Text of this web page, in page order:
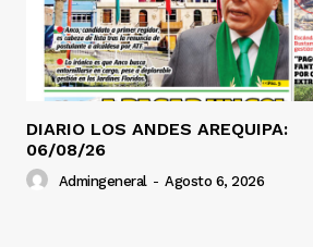
DIARIO LOS ANDES AREQUIPA:
06/08/26
Admingeneral - Agosto 6, 2026